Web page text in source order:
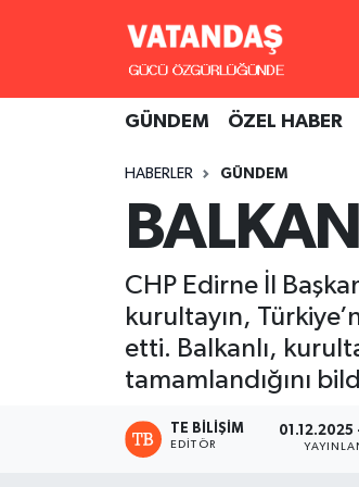
GÜNDEM ÖZEL HABER
HABERLER GÜNDEM
CHP Edirne İl
kurultayın,
etti. Balkanlı,
tamamlandığını
TE BILIŞIM
EDITÖR
GÜNDEM
SİYASET
Hava Durumu
Tüm Manşetler
Son Dakika Haberleri
Haber Arşivi